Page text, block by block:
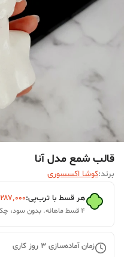
قالب شمع مدل آنا
برند:کوشا اکسسوری
هر قسط با ترب‌پی:۲۸۷٬۰۰۰
۴ قسط ماهانه. بدون سود، چک و ضامن.
زمان آماده‌سازی 3 روز کاری